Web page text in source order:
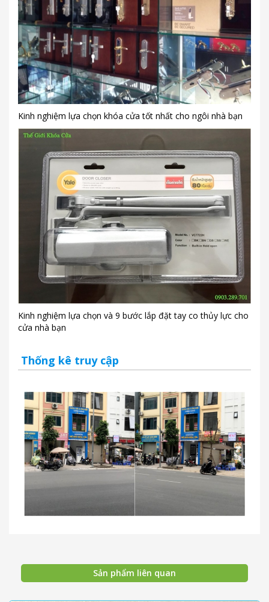
Kinh nghiệm lựa chọn khóa cửa tốt nhất cho ngôi nhà bạn
Kinh nghiệm lựa chọn và 9 bước lắp đặt tay co thủy lực cho
cửa nhà bạn
Thống kê truy cập
Sản phẩm liên quan